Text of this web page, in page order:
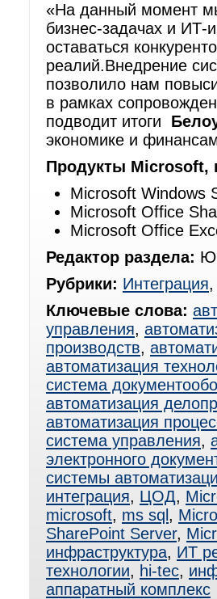
«На данный момент
бизнес-задачах и ИТ-
оставаться
реалий.Внедрение
позволило нам
в рамках
подводит итоги
экономике и
Продукты Microsoft,
Microsoft Windows
Microsoft Office
Microsoft Office
Редактор раздела:
Рубрики: Интеграция
Ключевые слова:
управления,
производств,
автоматизация
система
автоматизация
автоматизация
система управления,
электронного
системы
интеграция, ЦОД,
microsoft, ms sql ,
SharePoint Server,
инфраструктура, ИТ
технологии, hi-tec,
аппаратный комплекс